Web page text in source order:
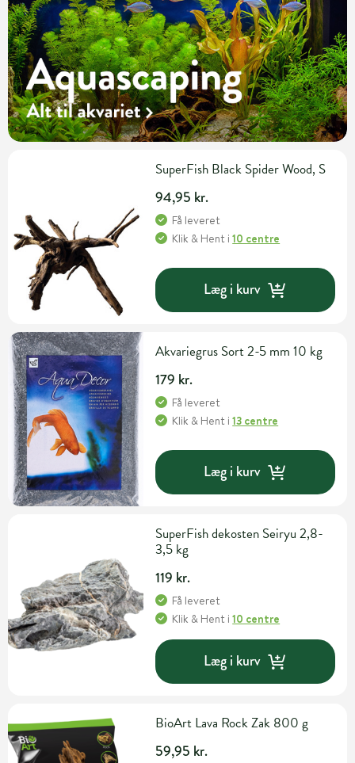
SuperFish Black Spider Wood, S
94,95 kr.
Få leveret
Klik & Hent i10 centre
Læg i kurv
Akvariegrus Sort 2-5 mm 10 kg
179 kr.
Få leveret
Klik & Hent i13 centre
Læg i kurv
SuperFish dekosten Seiryu 2,8-
3,5 kg
119 kr.
Få leveret
Klik & Hent i10 centre
Læg i kurv
BioArt Lava Rock Zak 800 g
59,95 kr.